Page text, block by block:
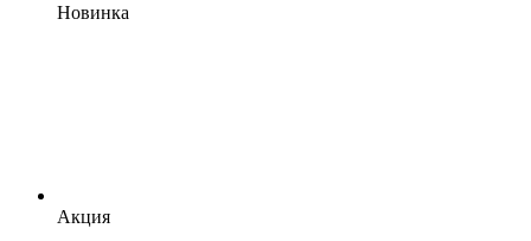
Новинка
Акция